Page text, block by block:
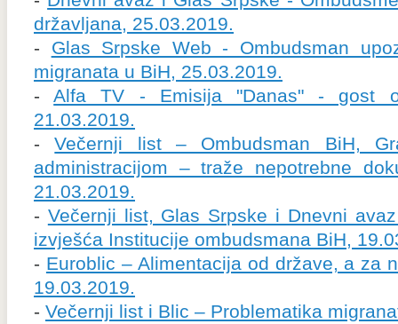
državljana, 25.03.2019.
- Glas Srpske Web - Ombudsman
migranata u BiH, 25.03.2019.
-Alfa TV - Emisija "Danas" - gost
21.03.2019.
-Večernji list – Ombudsman BiH,
administracijom – traže nepotrebne
21.03.2019.
- Večernji list, Glas Srpske i Dnevni
izvješća Institucije ombudsmana BiH,
- Euroblic – Alimentacija od države, a za
19.03.2019.
- Večernji list i Blic – Problematika